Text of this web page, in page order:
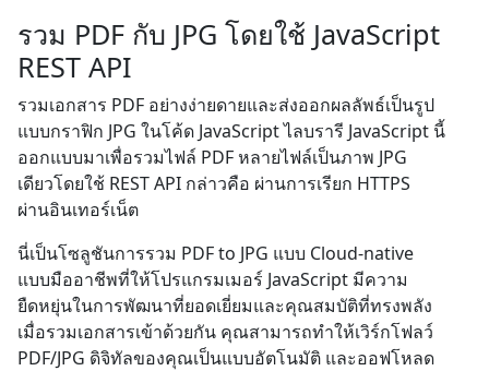
รวม PDF กับ JPG โดยใช้ JavaScript
REST API
รวมเอกสาร PDF อย่างง่ายดายและส่งออกผลลัพธ์เป็นรูป
แบบกราฟิก JPG ในโค้ด JavaScript ไลบรารี JavaScript นี้
ออกแบบมาเพื่อรวมไฟล์ PDF หลายไฟล์เป็นภาพ JPG
เดียวโดยใช้ REST API กล่าวคือ ผ่านการเรียก HTTPS
ผ่านอินเทอร์เน็ต
นี่เป็นโซลูชันการรวม PDF to JPG แบบ Cloud-native
แบบมืออาชีพที่ให้โปรแกรมเมอร์ JavaScript มีความ
ยืดหยุ่นในการพัฒนาที่ยอดเยี่ยมและคุณสมบัติที่ทรงพลัง
เมื่อรวมเอกสารเข้าด้วยกัน คุณสามารถทำให้เวิร์กโฟลว์
PDF/JPG ดิจิทัลของคุณเป็นแบบอัตโนมัติ และออฟโหลด